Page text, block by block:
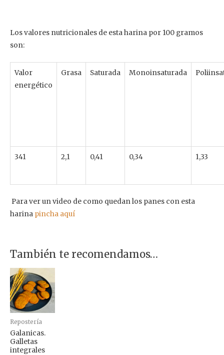
Los valores nutricionales de esta harina por 100 gramos
son:
Valor
energético
Grasa Saturada Monoinsaturada
341 2,1 0,41 0,34 1,33
Para ver un video de como quedan los panes con esta
harina pincha aquí
También te recomendamos…
Repostería
Galanicas.
Galletas
integrales